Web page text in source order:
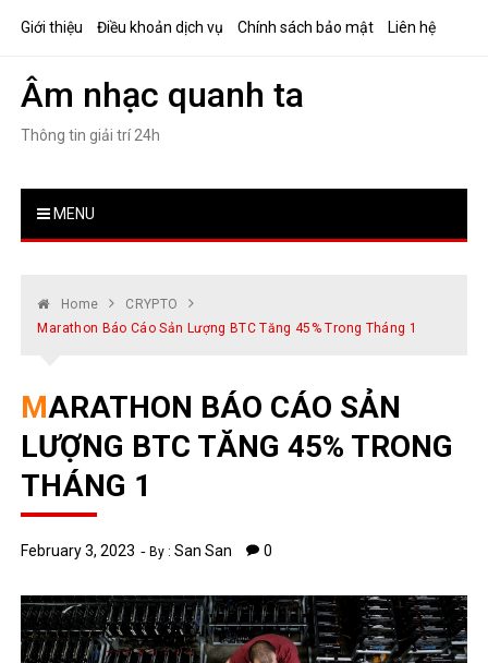
Giới thiệu Điều khoản dịch vụ Chính sách bảo mật Liên hệ
Âm nhạc quanh ta
Thông tin giải trí 24h
MENU
Home
CRYPTO
Marathon Báo Cáo Sản Lượng BTC Tăng 45% Trong Tháng 1
MARATHON BÁO CÁO SẢN
LƯỢNG BTC TĂNG 45% TRONG
THÁNG 1
February 3, 2023 By :San San 0